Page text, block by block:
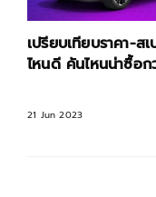
เปรียบเทียบราคา-
ไหนดี คันไหนน่าซื้อก
21 Jun 2023